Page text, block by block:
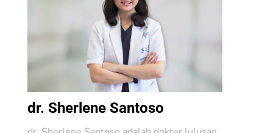
dr. Sherlene Santoso